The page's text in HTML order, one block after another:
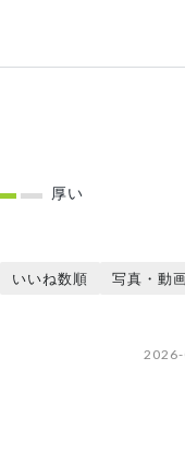
厚い
いいね数順 写真・動